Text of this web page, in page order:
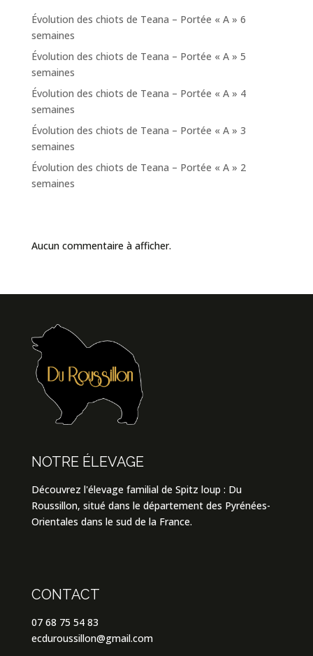
Évolution des chiots de Teana – Portée « A » 6
semaines
Évolution des chiots de Teana – Portée « A » 5
semaines
Évolution des chiots de Teana – Portée « A » 4
semaines
Évolution des chiots de Teana – Portée « A » 3
semaines
Évolution des chiots de Teana – Portée « A » 2
semaines
Aucun commentaire à afficher.
NOTRE ÉLEVAGE
Découvrez l'élevage familial de Spitz loup : Du
Roussillon, situé dans le département des Pyrénées-
Orientales dans le sud de la France.
CONTACT
07 68 75 54 83
ecduroussillon@gmail.com